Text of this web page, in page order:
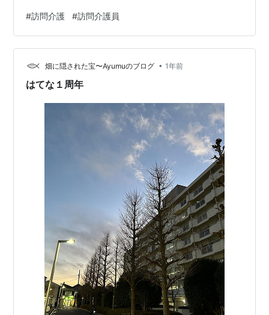
17:00 F様宅 （トイレ介助、パット交換） 17:30～18:00
G様宅 （オムツ交換、部分清拭） 私は9:00～18:00まで
の勤務ですので、合計７件です。 次の家まで近ければ、
移動時間（トイレ休憩込…
#訪問介護 #訪問介護員
畑に隠された宝〜Ayumuのブログ • 1年前
はてな１周年